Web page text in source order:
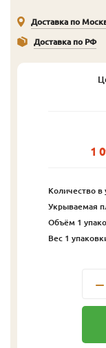
Доставка по
Доставка по РФ
1
Количество в
Укрываемая
Объём 1
Вес 1